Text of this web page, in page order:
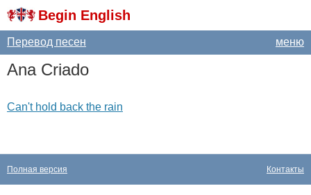
Begin English
меню
Перевод песен
Ana Criado
Can't hold back the rain
Контакты
Полная версия